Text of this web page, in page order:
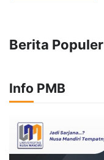
Berita Populer
Info PMB